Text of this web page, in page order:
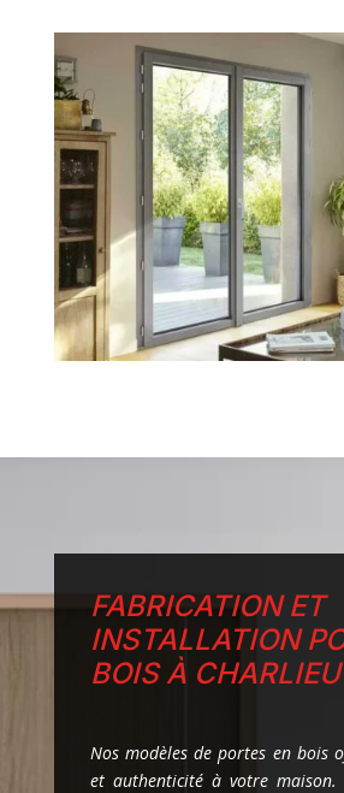
FABRICATION ET
INSTALLATION
BOIS À CHARLIEU
Nos modèles de portes en bois
et authenticité à votre